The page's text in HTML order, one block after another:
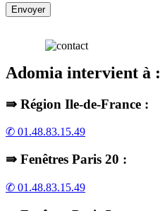
Adomia intervient à :
⇛ Région Ile-de-France :
✆ 01.48.83.15.49
⇛ Fenêtres Paris 20 :
✆ 01.48.83.15.49